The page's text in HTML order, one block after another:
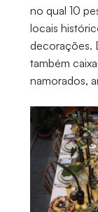
no qual 10
locais
decorações.
também
namorados,